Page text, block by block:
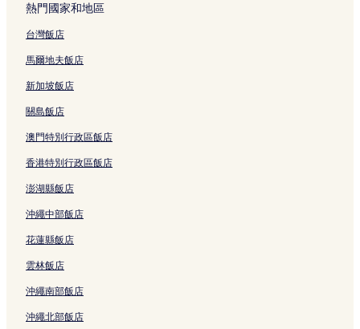
水明漾的精品飯店
水明漾的提供免費早餐的飯店
水明漾的奢華飯店
水明漾的海灘飯店
水明漾的寵物友善飯店
沙努的海灘飯店
沙努的奢華飯店
沙努的親子飯店
登帕薩的奢華飯店
熱門國家和地區
台灣飯店
馬爾地夫飯店
新加坡飯店
關島飯店
澳門特別行政區飯店
香港特別行政區飯店
澎湖縣飯店
沖繩中部飯店
花蓮縣飯店
雲林飯店
沖繩南部飯店
沖繩北部飯店